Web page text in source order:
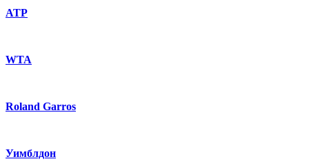
ATP
WTA
Roland Garros
Уимблдон